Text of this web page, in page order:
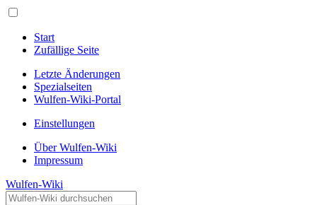
Start
Zufällige Seite
Letzte Änderungen
Spezialseiten
Wulfen-Wiki-Portal
Einstellungen
Über Wulfen-Wiki
Impressum
Wulfen-Wiki